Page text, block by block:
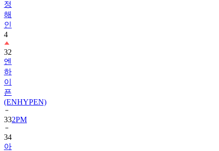
정
해
인
4
32
엔
하
이
픈
(ENHYPEN)
332PM
34
아